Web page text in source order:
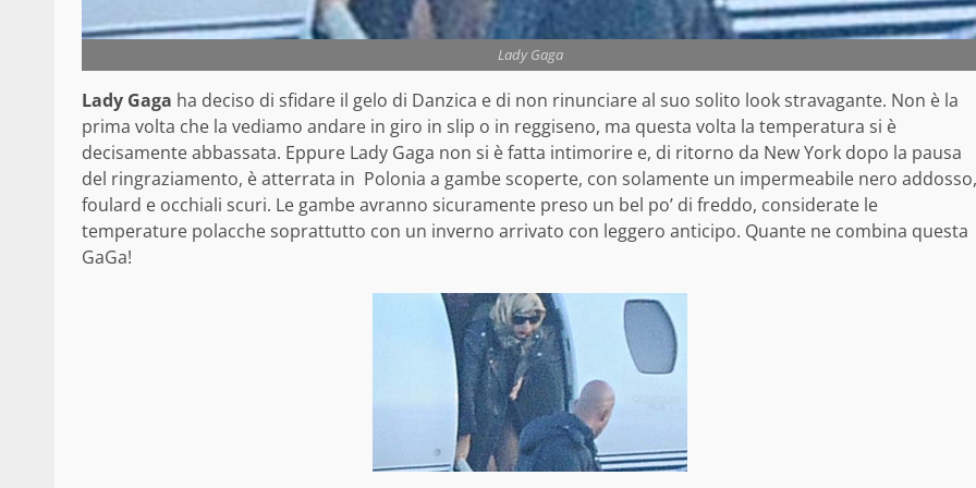
Lady Gaga
Lady Gaga ha deciso di sfidare il gelo di Danzica e di non rinunciare al suo solito look stravagante. Non è la
prima volta che la vediamo andare in giro in slip o in reggiseno, ma questa volta la temperatura si è
decisamente abbassata. Eppure Lady Gaga non si è fatta intimorire e, di ritorno da New York dopo la pausa
del ringraziamento, è atterrata in Polonia a gambe scoperte, con solamente un impermeabile nero addosso,
foulard e occhiali scuri. Le gambe avranno sicuramente preso un bel po’ di freddo, considerate le
temperature polacche soprattutto con un inverno arrivato con leggero anticipo. Quante ne combina questa
GaGa!